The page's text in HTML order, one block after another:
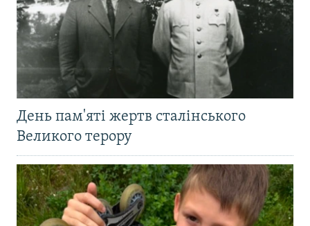
День пам'яті жертв сталінського
Великого терору